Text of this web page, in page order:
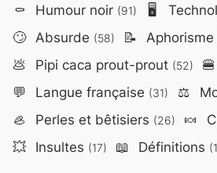
⚰️ Humour noir (91) 🖥️
🙄 Absurde (58) 📝 Aphorisme
💩 Pipi caca prout-prout (52) 🍔
💬 Langue française (31) ⚖️
🦪 Perles et bêtisiers (26) 🍬
💥 Insultes (17) 📖 Définitions